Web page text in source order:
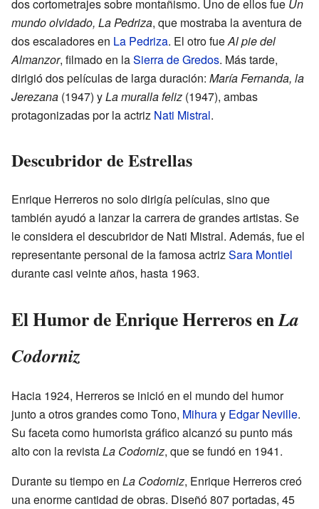
dos cortometrajes sobre montañismo. Uno de ellos fue Un
mundo olvidado, La Pedriza, que mostraba la aventura de
dos escaladores en La Pedriza. El otro fueAl pie del
Almanzor, filmado en laSierra de Gredos. Más tarde,
dirigió dos películas de larga duración: María Fernanda, la
Jerezana (1947) yLa muralla feliz (1947), ambas
protagonizadas por la actriz Nati Mistral.
Descubridor de Estrellas
Enrique Herreros no solo dirigía películas, sino que
también ayudó a lanzar la carrera de grandes artistas. Se
le considera el descubridor de Nati Mistral. Además, fue el
representante personal de la famosa actrizSara Montiel
durante casi veinte años, hasta 1963.
El Humor de Enrique Herreros enLa
Codorniz
Hacia 1924, Herreros se inició en el mundo del humor
junto a otros grandes como Tono, Mihuray Edgar Neville.
Su faceta como humorista gráfico alcanzó su punto más
alto con la revistaLa Codorniz, que se fundó en 1941.
Durante su tiempo en La Codorniz, Enrique Herreros creó
una enorme cantidad de obras. Diseñó 807 portadas, 45